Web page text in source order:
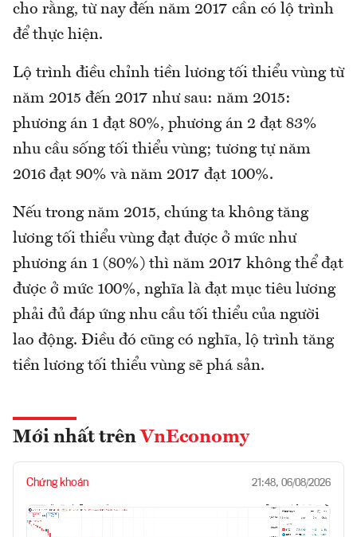
cho rằng, từ nay đến năm 2017 cần có lộ trình
để thực hiện.
Lộ trình điều chỉnh tiền lương tối thiểu vùng từ
năm 2015 đến 2017 như sau: năm 2015:
phương án 1 đạt 80%, phương án 2 đạt 83%
nhu cầu sống tối thiểu vùng; tương tự năm
2016 đạt 90% và năm 2017 đạt 100%.
Nếu trong năm 2015, chúng ta không tăng
lương tối thiểu vùng đạt được ở mức như
phương án 1 (80%) thì năm 2017 không thể đạt
được ở mức 100%, nghĩa là đạt mục tiêu lương
phải đủ đáp ứng nhu cầu tối thiểu của người
lao động. Điều đó cũng có nghĩa, lộ trình tăng
tiền lương tối thiểu vùng sẽ phá sản.
Mới nhất trên VnEconomy
Chứng khoán 21:48, 06/08/2026